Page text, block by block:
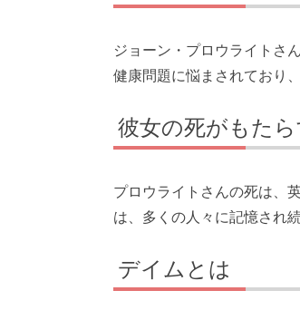
ジョーン・プロウライトさ
健康問題に悩まされており
彼女の死がもた
プロウライトさんの死は、
は、多くの人々に記憶され
デイムとは